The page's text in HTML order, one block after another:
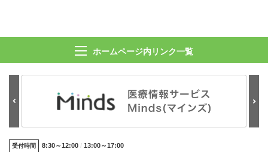
ホームページ内リンク一覧
受付時間 8:30～12:00 13:00～17:00